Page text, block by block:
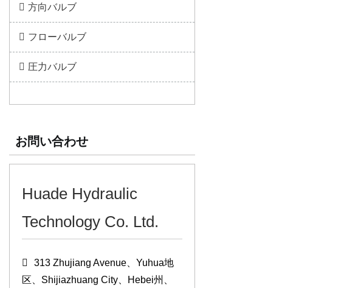
方向バルブ
フローバルブ
圧力バルブ
お問い合わせ
Huade Hydraulic
Technology Co. Ltd.
313 Zhujiang Avenue、Yuhua地
区、Shijiazhuang City、Hebei州、